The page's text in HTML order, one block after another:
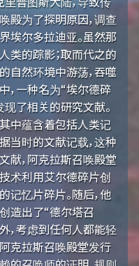
殿为了探明原因，调查
埃尔多拉迪亚。虽然那
类的踪影；取而代之的
自然环境中游荡，吞噬
，一种名为“埃尔德碎
了相关的研究文献。
中蕴含着包括人类记
当时的文献记载，这种
献，阿克拉斯召唤殿堂
术利用艾尔德碎片创
记忆片碎片。随后，他
造出了“德尔塔召
，考虑到任何人都能轻
克拉斯召唤殿堂发行